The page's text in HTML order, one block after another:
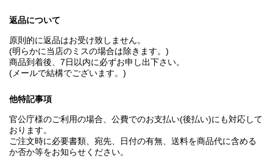
返品について
原則的に返品はお受け致しません。
(明らかに当店のミスの場合は除きます。)
商品到着後、7日以内に必ずお申し出下さい。
(メールで結構でございます。)
他特記事項
官公庁様のご利用の場合、公費でのお支払い(後払い)にも対応して
おります。
ご注文時に必要書類、宛先、日付の有無、送料を商品代に含める
か否か等をお知らせください。